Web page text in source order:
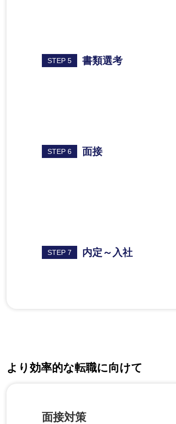
STEP 5 書類選考
STEP 6 面接
STEP 7 内定～入社
より効率的な転職に向けて
面接対策